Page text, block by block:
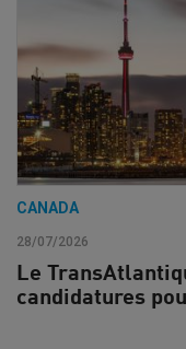
CANADA
28/07/2026
Le
candidatures